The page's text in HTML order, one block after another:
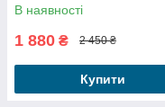
В наявності
1 880 ₴ 2 450 ₴
Купити